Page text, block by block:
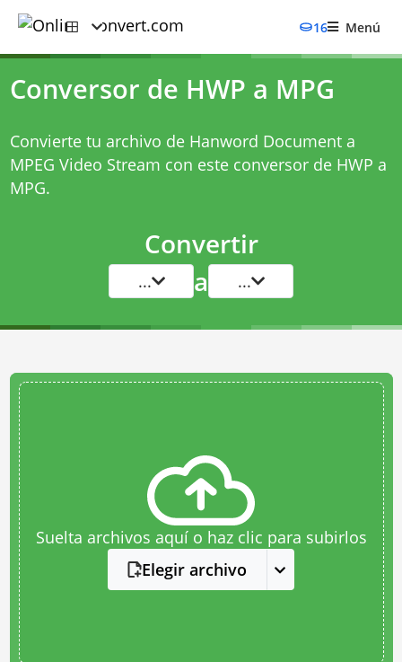
16 Menú
Conversor de HWP a MPG
Convierte tu archivo de Hanword Document a
MPEG Video Stream con este conversor de HWP a
MPG.
Convertir
... a ...
Suelta archivos aquí o haz clic para subirlos
Elegir archivo